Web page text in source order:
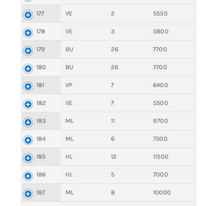
177 VE 2 5550
178 VE 3 5800
179 BU 26 7700
180 BU 26 7700
181 VP 7 6400
182 VE 7 5500
183 ML 11 9700
184 ML 6 7500
185 HL 12 11500
186 HL 5 7000
187 ML 8 10000